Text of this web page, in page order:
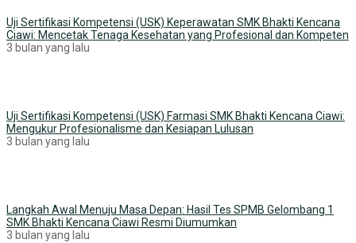
Uji Sertifikasi Kompetensi (USK) Keperawatan SMK Bhakti Kencana
Ciawi: Mencetak Tenaga Kesehatan yang Profesional dan Kompeten
3 bulan yang lalu
Uji Sertifikasi Kompetensi (USK) Farmasi SMK Bhakti Kencana Ciawi:
Mengukur Profesionalisme dan Kesiapan Lulusan
3 bulan yang lalu
Langkah Awal Menuju Masa Depan: Hasil Tes SPMB Gelombang 1
SMK Bhakti Kencana Ciawi Resmi Diumumkan
3 bulan yang lalu